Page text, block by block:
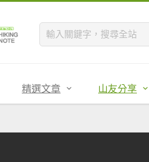
精選文章 山友分享